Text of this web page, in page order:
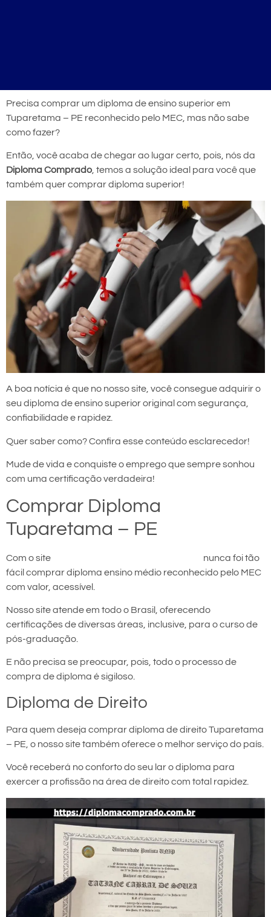
Precisa comprar um diploma de ensino superior em
Tuparetama – PE reconhecido pelo MEC, mas não sabe
como fazer?
Então, você acaba de chegar ao lugar certo, pois, nós da
Diploma Comprado, temos a solução ideal para você que
também quer comprar diploma superior!
A boa notícia é que no nosso site, você consegue adquirir o
seu diploma de ensino superior original com segurança,
confiabilidade e rapidez.
Quer saber como? Confira esse conteúdo esclarecedor!
Mude de vida e conquiste o emprego que sempre sonhou
com uma certificação verdadeira!
Comprar Diploma
Tuparetama – PE
Com o site
nunca foi tão
fácil comprar diploma ensino médio reconhecido pelo MEC
com valor, acessível.
Nosso site atende em todo o Brasil, oferecendo
certificações de diversas áreas, inclusive, para o curso de
pós-graduação.
E não precisa se preocupar, pois, todo o processo de
compra de diploma é sigiloso.
Diploma de Direito
Para quem deseja comprar diploma de direito Tuparetama
– PE, o nosso site também oferece o melhor serviço do país.
Você receberá no conforto do seu lar o diploma para
exercer a profissão na área de direito com total rapidez.